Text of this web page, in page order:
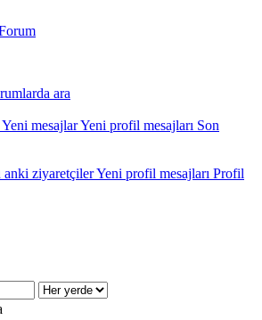
ara
Yeni mesajlarYeni profil mesajları Son
anki ziyaretçilerYeni profil mesajları Profil